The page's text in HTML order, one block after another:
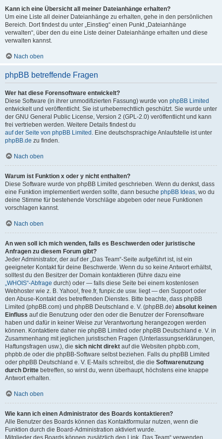
Kann ich eine Übersicht all meiner Dateianhänge erhalten?
Um eine Liste all deiner Dateianhänge zu erhalten, gehe in den persönlichen
Bereich. Dort findest du unter „Einstieg“ einen Punkt „Dateianhänge
verwalten“, über den du eine Liste deiner Dateianhänge erhalten und diese
verwalten kannst.
Nach oben
phpBB betreffende Fragen
Wer hat diese Forensoftware entwickelt?
Diese Software (in ihrer unmodifizierten Fassung) wurde von phpBB Limited
entwickelt und veröffentlicht. Sie ist urheberrechtlich geschützt. Sie wurde unter
der GNU General Public License, Version 2 (GPL-2.0) veröffentlicht und kann
frei vertrieben werden. Weitere Details findest du
auf der Seite von phpBB Limited . Eine deutschsprachige Anlaufstelle ist unter
phpBB.de zu finden.
Nach oben
Warum ist Funktion x oder y nicht enthalten?
Diese Software wurde von phpBB Limited geschrieben. Wenn du denkst, dass
eine Funktion implementiert werden sollte, dann besuche phpBB Ideas, wo du
deine Stimme für bestehende Vorschläge abgeben oder neue Funktionen
vorschlagen kannst.
Nach oben
An wen soll ich mich wenden, falls es Beschwerden oder juristische
Anfragen zu diesem Forum gibt?
Jeder Administrator, der auf der „Das Team“-Seite aufgeführt ist, ist ein
geeigneter Kontakt für deine Beschwerde. Wenn du so keine Antwort erhältst,
solltest du den Besitzer der Domain kontaktieren (führe dazu eine
„WHOIS“-Abfrage durch) oder — falls diese Seite bei einem kostenlosen
Webhoster wie z. B. Yahoo!, free.fr, funpic.de usw. liegt — den Support oder
den Abuse-Kontakt des betreffenden Dienstes. Bitte beachte, dass phpBB
Limited (phpBB.com) und phpBB Deutschland e. V. (phpBB.de) absolut keinen
Einfluss auf die Benutzung oder den oder die Benutzer der Forensoftware
haben und dafür in keiner Weise zur Verantwortung herangezogen werden
können. Kontaktiere daher nie phpBB Limited oder phpBB Deutschland e. V. in
Zusammenhang mit jeglichen juristischen Fragen (Unterlassungserklärungen,
Haftungsfragen usw.), die sich nicht direkt auf die Websiten phpbb.com,
phpbb.de oder die phpBB-Software selbst beziehen. Falls du phpBB Limited
oder phpBB Deutschland e. V. E-Mails schreibst, die die Softwarenutzung
durch Dritte betreffen, so wirst du, wenn überhaupt, höchstens eine knappe
Antwort erhalten.
Nach oben
Wie kann ich einen Administrator des Boards kontaktieren?
Alle Benutzer des Boards können das Kontaktformular nutzen, wenn die
Funktion durch die Board-Administration aktiviert wurde.
Mitglieder des Boards können zusätzlich den Link „Das Team“ verwenden.